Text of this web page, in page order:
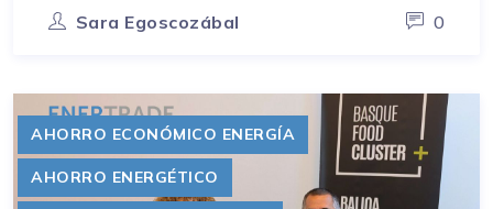
Sara Egoscozábal 0
AHORRO ECONÓMICO ENERGÍA
AHORRO ENERGÉTICO